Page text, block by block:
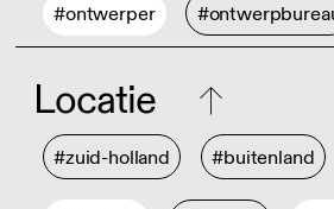
#ontwerper
Locatie
#zuid-holland #buitenland